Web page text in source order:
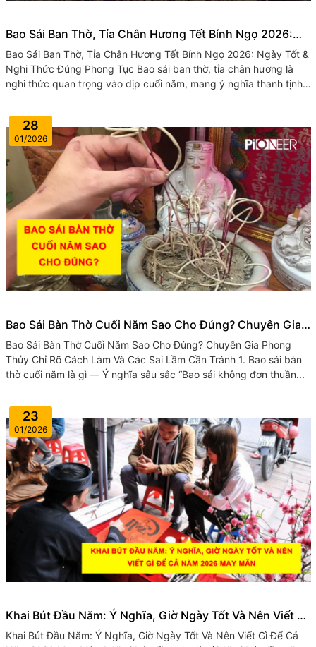
Bao Sái Ban Thờ, Tỉa Chân Hương Tết Bính Ngọ 2026:
Ngày Tốt & Nghi Thức Đúng Phong Tục
Bao Sái Ban Thờ, Tỉa Chân Hương Tết Bính Ngọ 2026: Ngày Tốt &
Nghi Thức Đúng Phong Tục Bao sái ban thờ, tỉa chân hương là
nghi thức quan trọng vào dịp cuối năm, mang ý nghĩa thanh tịnh
28
01/2026
Bao Sái Bàn Thờ Cuối Năm Sao Cho Đúng? Chuyên Gia
Phong Thủy Chỉ Rõ Cách Làm Và Các Sai Lầm Cần Tránh
Bao Sái Bàn Thờ Cuối Năm Sao Cho Đúng? Chuyên Gia Phong
Thủy Chỉ Rõ Cách Làm Và Các Sai Lầm Cần Tránh 1. Bao sái bàn
thờ cuối năm là gì — Ý nghĩa sâu sắc “Bao sái không đơn thuần...
23
01/2026
Khai Bút Đầu Năm: Ý Nghĩa, Giờ Ngày Tốt Và Nên Viết Gì
Để Cả Năm 2026 May Mắn
Khai Bút Đầu Năm: Ý Nghĩa, Giờ Ngày Tốt Và Nên Viết Gì Để Cả